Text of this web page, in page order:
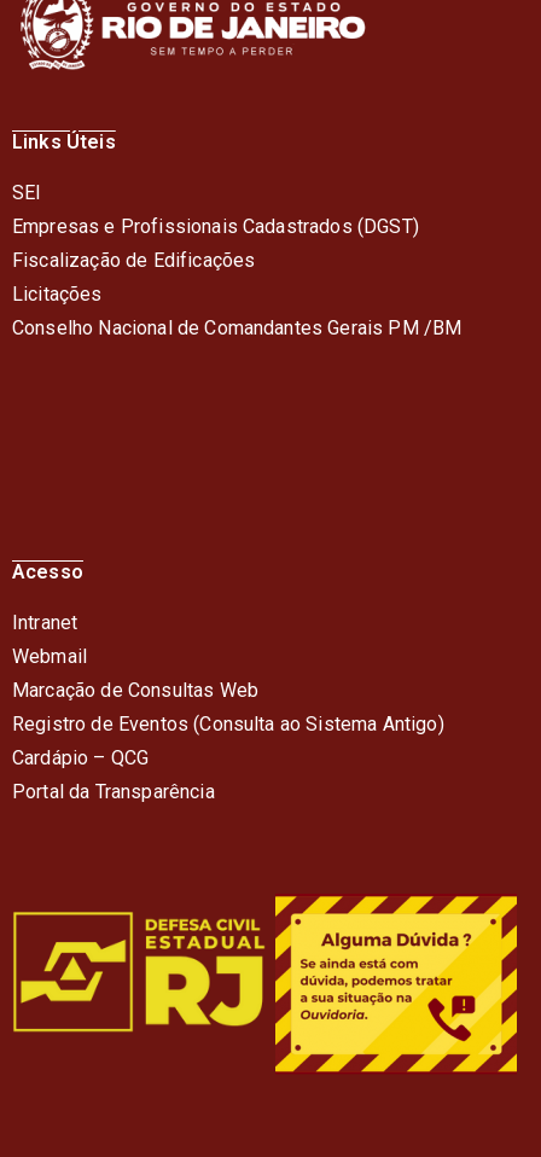
Links Úteis
SEI
Empresas e Profissionais Cadastrados (DGST)
Fiscalização de Edificações
Licitações
Conselho Nacional de Comandantes Gerais PM /BM
Acesso
Intranet
Webmail
Marcação de Consultas Web
Registro de Eventos (Consulta ao Sistema Antigo)
Cardápio – QCG
Portal da Transparência